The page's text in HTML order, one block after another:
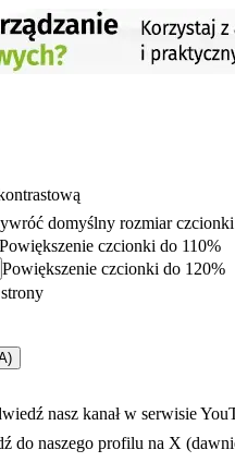
się w nowej karcie
domyślny rozmiar czcionki
Powiększenie czcionki do 110%
Powiększenie czcionki do 120%
- otwiera się w nowej karcie
nasz kanał w serwisie
nowej karcie
do naszego profilu na X